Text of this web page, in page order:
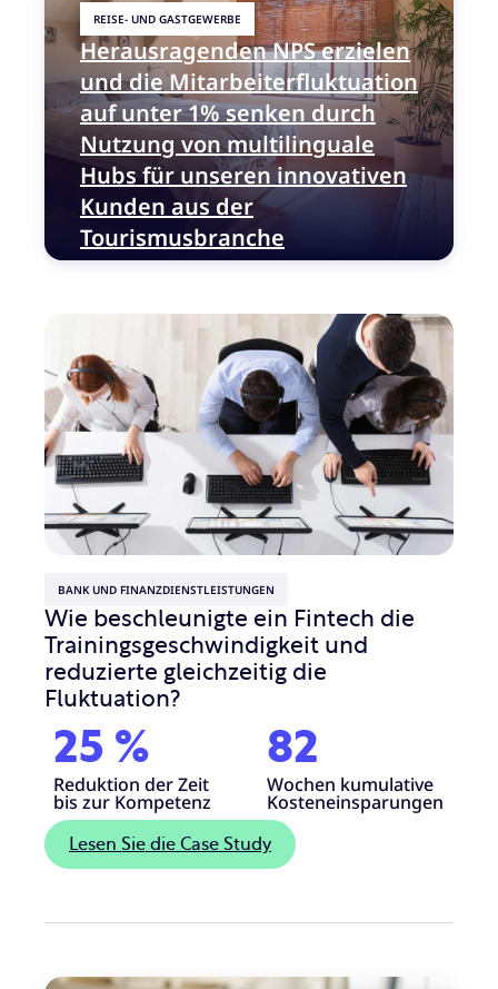
REISE- UND GASTGEWERBE
Herausragenden NPS erzielen
und die Mitarbeiterfluktuation
auf unter 1% senken durch
Nutzung von multilinguale
Hubs für unseren innovativen
Kunden aus der
Tourismusbranche
BANK UND FINANZDIENSTLEISTUNGEN
Wie beschleunigte ein Fintech die
Trainingsgeschwindigkeit und
reduzierte gleichzeitig die
Fluktuation?
25 %
Reduktion der Zeit
bis zur Kompetenz
82
Wochen kumulative
Kosteneinsparungen
Lesen Sie die Case Study